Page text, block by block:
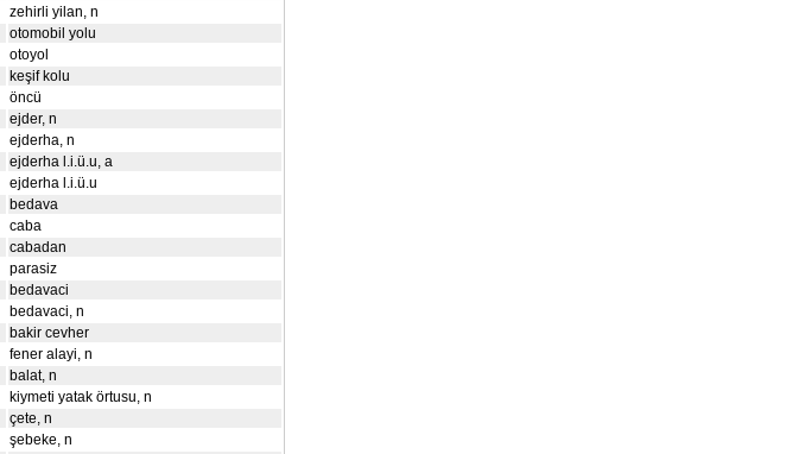
zehirli yilan, n
otomobil yolu
otoyol
keşif kolu
öncü
ejder, n
ejderha, n
ejderha l.i.ü.u, a
ejderha l.i.ü.u
bedava
caba
cabadan
parasiz
bedavaci
bedavaci, n
bakir cevher
fener alayi, n
balat, n
kiymeti yatak örtusu, n
çete, n
şebeke, n